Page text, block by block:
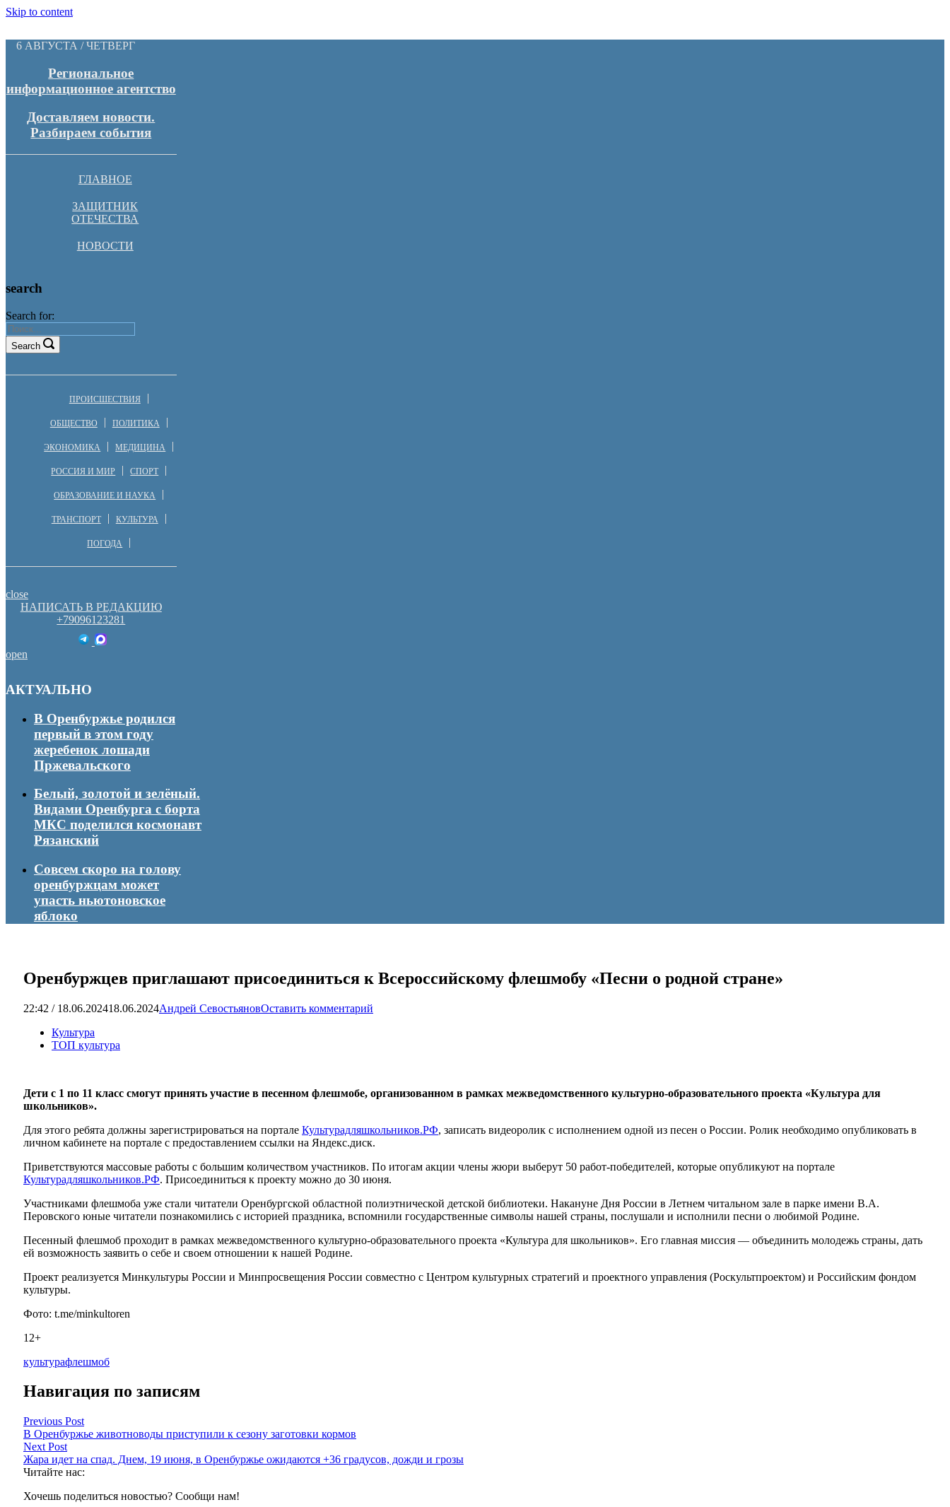
Skip to content
6 АВГУСТА / ЧЕТВЕРГ
Региональное
информационное агентство
Доставляем новости.
Разбираем события
ГЛАВНОЕ
ЗАЩИТНИК
ОТЕЧЕСТВА
НОВОСТИ
search
Search for:
Search
ПРОИСШЕСТВИЯ
ОБЩЕСТВО ПОЛИТИКА
ЭКОНОМИКА МЕДИЦИНА
РОССИЯ И МИР СПОРТ
ОБРАЗОВАНИЕ И НАУКА
ТРАНСПОРТ КУЛЬТУРА
ПОГОДА
close
НАПИСАТЬ В РЕДАКЦИЮ
+79096123281
open
АКТУАЛЬНО
В Оренбуржье родился
первый в этом году
жеребенок лошади
Пржевальского
Белый, золотой и зелёный.
Видами Оренбурга с борта
МКС поделился космонавт
Рязанский
Совсем скоро на голову
оренбуржцам может
упасть ньютоновское
яблоко
Оренбуржцев приглашают присоединиться к Всероссийскому флешмобу «Песни о родной стране»
22:42 / 18.06.202418.06.2024Андрей СевостьяновОставить комментарий
Культура
ТОП культура
Дети с 1 по 11 класс смогут принять участие в песенном флешмобе, организованном в рамках межведомственного культурно-образовательного проекта «Культура для
школьников».
Для этого ребята должны зарегистрироваться на портале Культурадляшкольников.РФ, записать видеоролик с исполнением одной из песен о России. Ролик необходимо опубликовать в
личном кабинете на портале с предоставлением ссылки на Яндекс.диск.
Приветствуются массовые работы с большим количеством участников. По итогам акции члены жюри выберут 50 работ-победителей, которые опубликуют на портале
Культурадляшкольников.РФ. Присоединиться к проекту можно до 30 июня.
Участниками флешмоба уже стали читатели Оренбургской областной полиэтнической детской библиотеки. Накануне Дня России в Летнем читальном зале в парке имени В.А.
Перовского юные читатели познакомились с историей праздника, вспомнили государственные символы нашей страны, послушали и исполнили песни о любимой Родине.
Песенный флешмоб проходит в рамках межведомственного культурно-образовательного проекта «Культура для школьников». Его главная миссия — объединить молодежь страны, дать
ей возможность заявить о себе и своем отношении к нашей Родине.
Проект реализуется Минкультуры России и Минпросвещения России совместно с Центром культурных стратегий и проектного управления (Роскультпроектом) и Российским фондом
культуры.
Фото: t.me/minkultoren
12+
культурафлешмоб
Навигация по записям
Previous Post
В Оренбуржье животноводы приступили к сезону заготовки кормов
Next Post
Жара идет на спад. Днем, 19 июня, в Оренбуржье ожидаются +36 градусов, дожди и грозы
Читайте нас:
Хочешь поделиться новостью? Сообщи нам!